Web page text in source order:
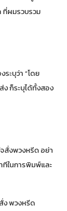
ที่ผมรวบรวม
ะบุว่า “โดย
ง ก็ระบุได้ทั้งสอง
สั่งพวงหรีด อย่า
ทีในการพิมพ์และ
งพวงหรีด